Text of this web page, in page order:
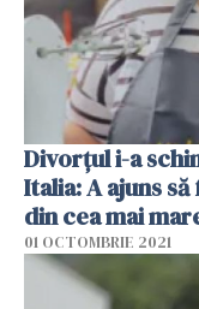
Divorțul i-a
Italia: A ajuns
din cea mai
01 OCTOMBRIE 2021